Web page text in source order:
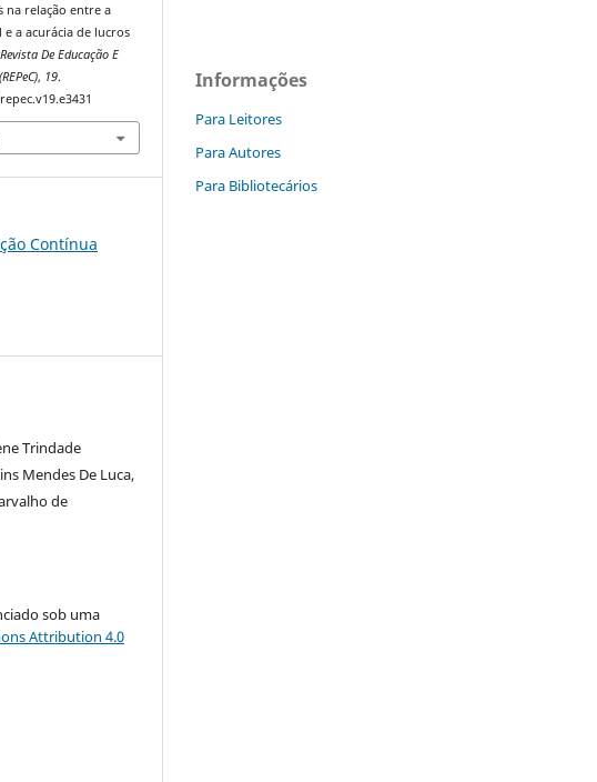
na relação entre a
e a acurácia de lucros
Revista De Educação E
, 19.
Contínua
Trindade
Mendes De Luca,
de
sob uma
Attribution 4.0
Informações
Para Leitores
Para Autores
Para Bibliotecários